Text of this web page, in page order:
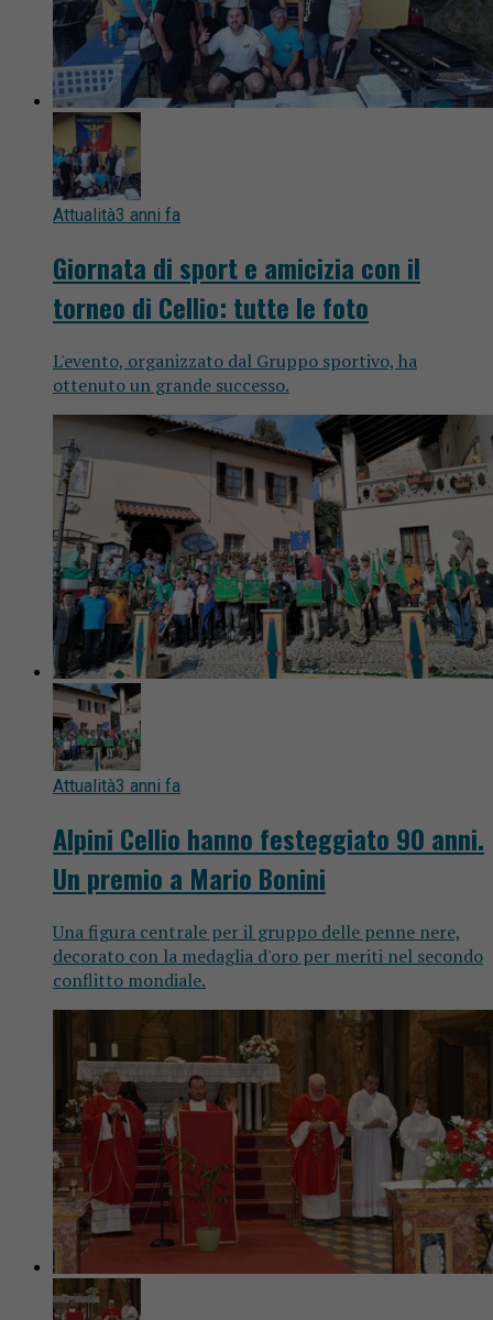
Attualità3 anni fa
Giornata di sport e amicizia con il
torneo di Cellio: tutte le foto
L'evento, organizzato dal Gruppo sportivo, ha
ottenuto un grande successo.
Attualità3 anni fa
Alpini Cellio hanno festeggiato 90 anni.
Un premio a Mario Bonini
Una figura centrale per il gruppo delle penne nere,
decorato con la medaglia d'oro per meriti nel secondo
conflitto mondiale.